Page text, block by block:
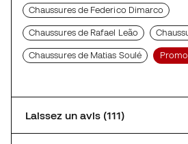
Chaussures de Federico Dimarco
Chaussures de Rafael Leão
Chaussures de Matias Soulé
Laissez un avis (111)